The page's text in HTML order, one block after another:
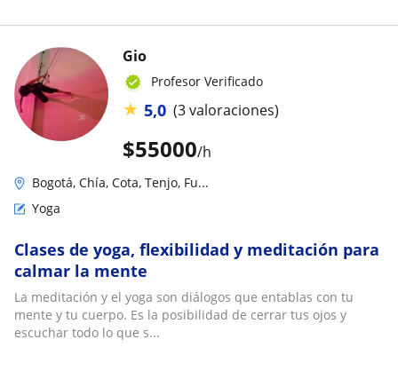
$55000/h
Gio
Profesor Verificado
★ 5,0 (3 valoraciones)
Bogotá, Chía, Cota, Tenjo, Fu...
Yoga
Clases de yoga, flexibilidad y meditación para
calmar la mente
La meditación y el yoga son diálogos que entablas con tu
mente y tu cuerpo. Es la posibilidad de cerrar tus ojos y
escuchar todo lo que s...